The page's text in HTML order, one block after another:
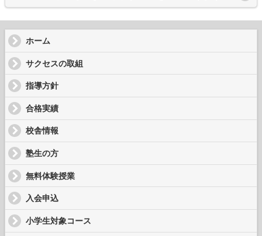
ホーム
サクセスの取組
指導方針
合格実績
校舎情報
塾生の方
無料体験授業
入会申込
小学生対象コース